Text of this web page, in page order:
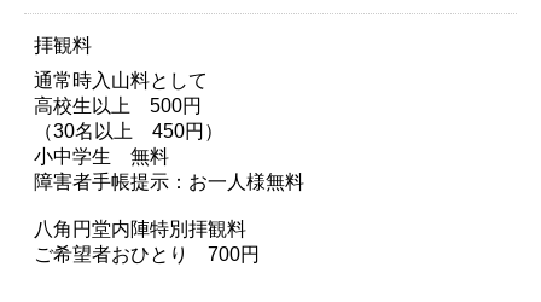
拝観料
通常時入山料として
高校生以上 500円
（30名以上 450円）
小中学生 無料
障害者手帳提示：お一人様無料
八角円堂内陣特別拝観料
ご希望者おひとり 700円